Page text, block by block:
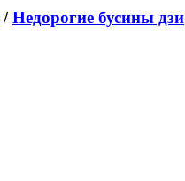
/Недорогие бусины дзи